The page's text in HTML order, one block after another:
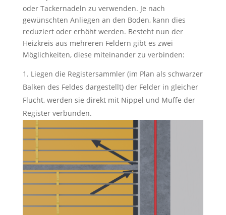
oder Tackernadeln zu verwenden. Je nach
gewünschten Anliegen an den Boden, kann dies
reduziert oder erhöht werden. Besteht nun der
Heizkreis aus mehreren Feldern gibt es zwei
Möglichkeiten, diese miteinander zu verbinden:
Liegen die Registersammler (im Plan als schwarzer
Balken des Feldes dargestellt) der Felder in gleicher
Flucht, werden sie direkt mit Nippel und Muffe der
Register verbunden.